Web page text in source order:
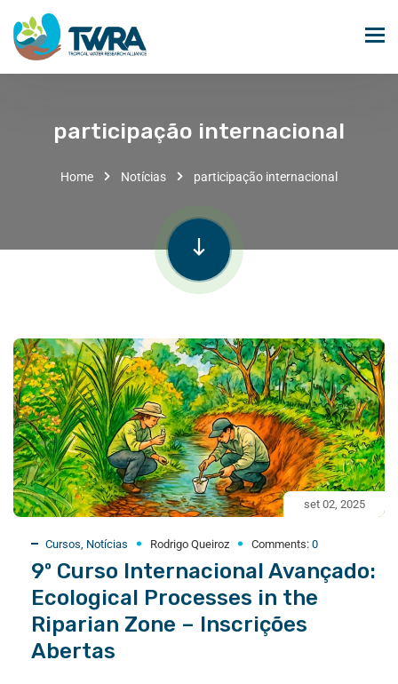
participação internacional
Home Notícias participação internacional
set 02, 2025
Cursos Notícias Rodrigo Queiroz Comments: 0
9º Curso Internacional Avançado:
Ecological Processes in the
Riparian Zone – Inscrições
Abertas